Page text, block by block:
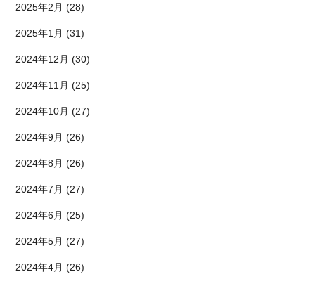
2025年2月 (28)
2025年1月 (31)
2024年12月 (30)
2024年11月 (25)
2024年10月 (27)
2024年9月 (26)
2024年8月 (26)
2024年7月 (27)
2024年6月 (25)
2024年5月 (27)
2024年4月 (26)